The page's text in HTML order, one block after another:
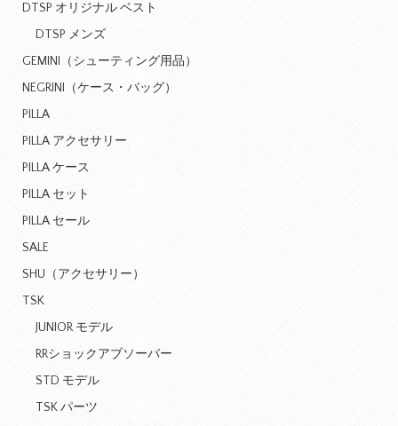
DTSP オリジナル ベスト
DTSP メンズ
GEMINI（シューティング用品）
NEGRINI（ケース・バッグ）
PILLA
PILLA アクセサリー
PILLA ケース
PILLA セット
PILLA セール
SALE
SHU（アクセサリー）
TSK
JUNIOR モデル
RRショックアブソーバー
STD モデル
TSK パーツ